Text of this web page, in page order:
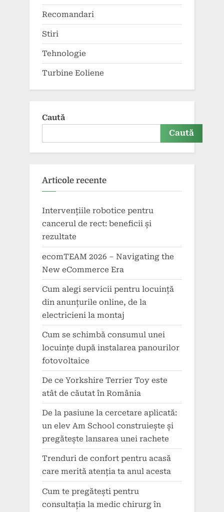
Recomandari
Stiri
Tehnologie
Turbine Eoliene
Caută
Caută
Articole recente
Intervențiile robotice pentru
cancerul de rect: beneficii și
rezultate
ecomTEAM 2026 – Navigating the
New eCommerce Era
Cum alegi servicii pentru locuință
din anunțurile online, de la
electricieni la montaj
Cum se schimbă consumul unei
locuințe după instalarea panourilor
fotovoltaice
De ce Yorkshire Terrier Toy este
atât de căutat în România
De la pasiune la cercetare aplicată:
un elev Am School construiește și
pregătește lansarea unei rachete
Trenduri de confort pentru acasă
care merită atenția ta anul acesta
Cum te pregătești pentru
consultația la medic chirurg în